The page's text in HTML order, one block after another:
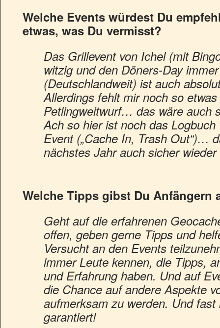
Welche Events würdest Du
etwas, was Du vermisst?
Das Grillevent von Ichel (mit
witzig und den Döners-Day
(Deutschlandweit) ist auch
Allerdings fehlt mir noch so
Petlingweitwurf… das wäre auch
Ach so hier ist noch das
Event („Cache In, Trash Out“)…
nächstes Jahr auch sicher
Welche Tipps gibst Du Anfängern
Geht auf die erfahrenen
offen, geben gerne Tipps und
Versucht an den Events
immer Leute kennen, die Tipps,
und Erfahrung haben. Und auf
die Chance auf andere Aspekte
aufmerksam zu werden. Und
garantiert!